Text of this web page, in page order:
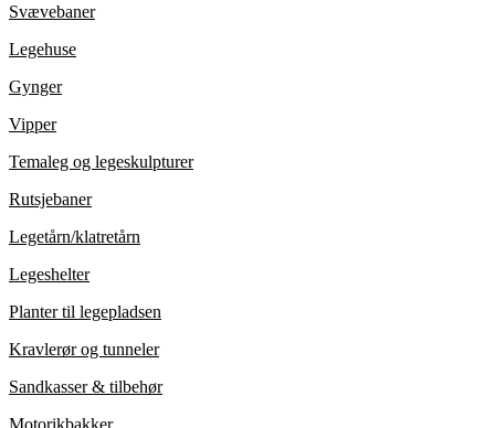
Svævebaner
Legehuse
Gynger
Vipper
Temaleg og legeskulpturer
Rutsjebaner
Legetårn/klatretårn
Legeshelter
Planter til legepladsen
Kravlerør og tunneler
Sandkasser & tilbehør
Motorikbakker